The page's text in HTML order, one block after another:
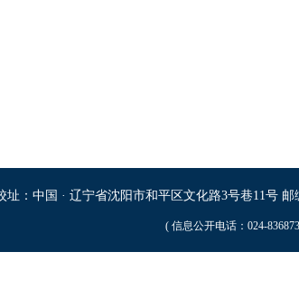
址：中国 · 辽宁省沈阳市和平区文化路3号巷11号
( 信息公开电话：024-